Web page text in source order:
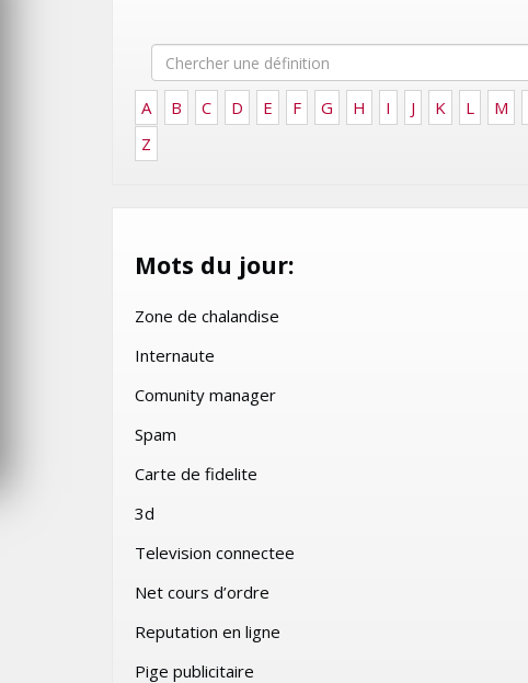
A B C D E F G H I J K L M
Z
Mots du jour:
Zone de chalandise
Internaute
Comunity manager
Spam
Carte de fidelite
3d
Television connectee
Net cours d’ordre
Reputation en ligne
Pige publicitaire
MERCREDI 15 MAI 2024
MARQUE ÉQUIPES DE FRANCE